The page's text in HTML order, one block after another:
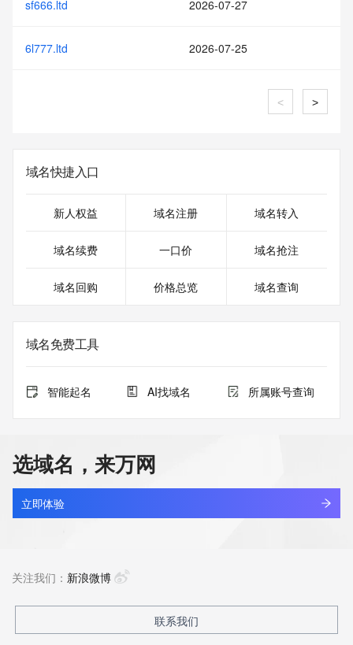
sf666.ltd 2026-07-27
6l777.ltd 2026-07-25
< >
域名快捷入口
新人权益 域名注册 域名转入
域名续费 一口价 域名抢注
域名回购 价格总览 域名查询
域名免费工具
智能起名 AI找域名 所属账号查询
选域名，来万网
立即体验
关注我们： 新浪微博
联系我们